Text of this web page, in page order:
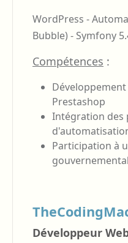
WordPress -
Bubble) - Symfony
Compétences :
Prestashop
Intégration des
Participation à
gouvernemental
Développeur